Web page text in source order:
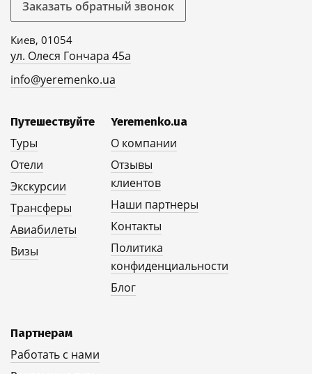
Заказать обратный звонок
Киев, 01054
ул. Олеся Гончара 45а
info@yeremenko.ua
Путешествуйте
Туры
Отели
Экскурсии
Трансферы
Авиабилеты
Визы
Yeremenko.ua
О компании
Отзывы
клиентов
Наши партнеры
Контакты
Политика
конфиденциальности
Блог
Партнерам
Работать с нами